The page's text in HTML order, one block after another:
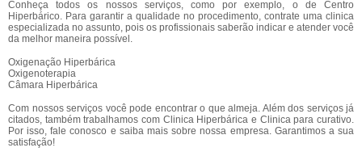
Conheça todos os nossos serviços, como por exemplo, o de Centro
Hiperbárico. Para garantir a qualidade no procedimento, contrate uma clinica
especializada no assunto, pois os profissionais saberão indicar e atender você
da melhor maneira possível.
Oxigenação Hiperbárica
Oxigenoterapia
Câmara Hiperbárica
Com nossos serviços você pode encontrar o que almeja. Além dos serviços já
citados, também trabalhamos com Clinica Hiperbárica e Clinica para curativo.
Por isso, fale conosco e saiba mais sobre nossa empresa. Garantimos a sua
satisfação!